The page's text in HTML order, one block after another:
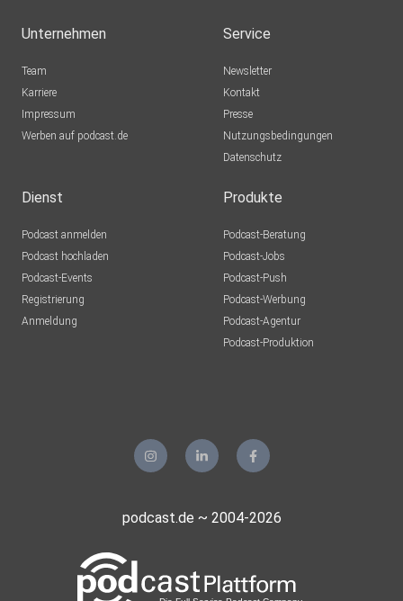
Unternehmen
Team
Karriere
Impressum
Werben auf podcast.de
Service
Newsletter
Kontakt
Presse
Nutzungsbedingungen
Datenschutz
Dienst
Podcast anmelden
Podcast hochladen
Podcast-Events
Registrierung
Anmeldung
Produkte
Podcast-Beratung
Podcast-Jobs
Podcast-Push
Podcast-Werbung
Podcast-Agentur
Podcast-Produktion
podcast.de ~ 2004-2026